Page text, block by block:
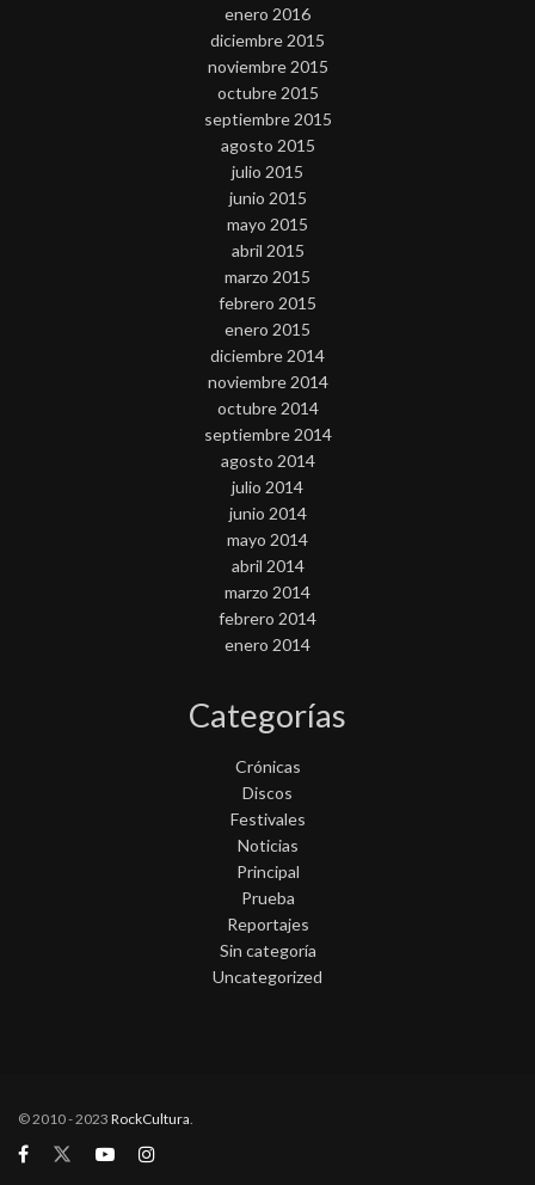
enero 2016
diciembre 2015
noviembre 2015
octubre 2015
septiembre 2015
agosto 2015
julio 2015
junio 2015
mayo 2015
abril 2015
marzo 2015
febrero 2015
enero 2015
diciembre 2014
noviembre 2014
octubre 2014
septiembre 2014
agosto 2014
julio 2014
junio 2014
mayo 2014
abril 2014
marzo 2014
febrero 2014
enero 2014
Categorías
Crónicas
Discos
Festivales
Noticias
Principal
Prueba
Reportajes
Sin categoría
Uncategorized
© 2010 - 2023 RockCultura